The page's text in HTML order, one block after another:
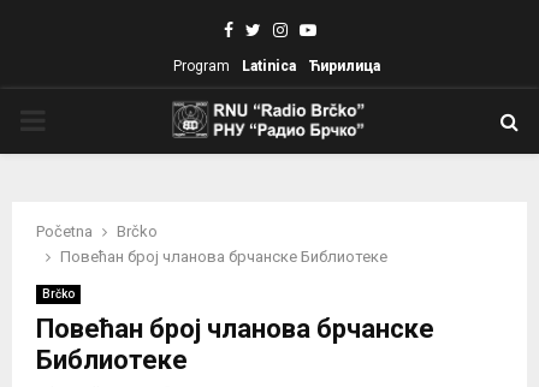
Facebook
TwitterInstagram
Youtube
Program Latinica Ћирилица
Početna
Brčko
Повећан број чланова брчанске Библиотеке
Brčko
Повећан број чланова брчанске
Библиотеке